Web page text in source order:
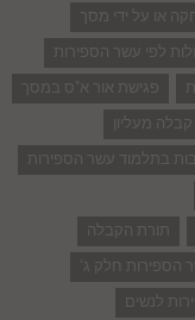
או על ידי מסך
לפי עשר הספירות
פגישת אור א"ס במסך
קבלה מעליון
בתלמוד עשר הספירות
תורת הקבלה
הספירות חלק ג'
לנשים